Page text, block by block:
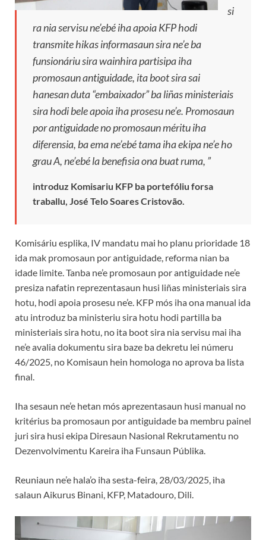
si
ra nia servisu ne’ebé iha apoia KFP hodi
transmite hikas informasaun sira ne’e ba
funsionáriu sira wainhira partisipa iha
promosaun antiguidade, ita boot sira sai
hanesan duta “embaixador” ba liñas ministeriais
sira hodi bele apoia iha prosesu ne’e. Promosaun
por antiguidade no promosaun méritu iha
diferensia, ba ema ne’ebé tama iha ekipa ne’e ho
grau A, ne’ebé la benefisia ona buat ruma, ”
introduz Komisariu KFP ba portefóliu forsa
traballu, José Telo Soares Cristovão.
Komisáriu esplika, IV mandatu mai ho planu prioridade 18
ida mak promosaun por antiguidade, reforma nian ba
idade limite. Tanba ne’e promosaun por antiguidade ne’e
presiza nafatin reprezentasaun husi liñas ministeriais sira
hotu, hodi apoia prosesu ne’e. KFP mós iha ona manual ida
atu introduz ba ministeriu sira hotu hodi partilla ba
ministeriais sira hotu, no ita boot sira nia servisu mai iha
ne’e avalia dokumentu sira baze ba dekretu lei númeru
46/2025, no Komisaun hein homologa no aprova ba lista
final.
Iha sesaun ne’e hetan mós aprezentasaun husi manual no
kritérius ba promosaun por antiguidade ba membru painel
juri sira husi ekipa Diresaun Nasional Rekrutamentu no
Dezenvolvimentu Kareira iha Funsaun Públika.
Reuniaun ne’e hala’o iha sesta-feira, 28/03/2025, iha
salaun Aikurus Binani, KFP, Matadouro, Dili.